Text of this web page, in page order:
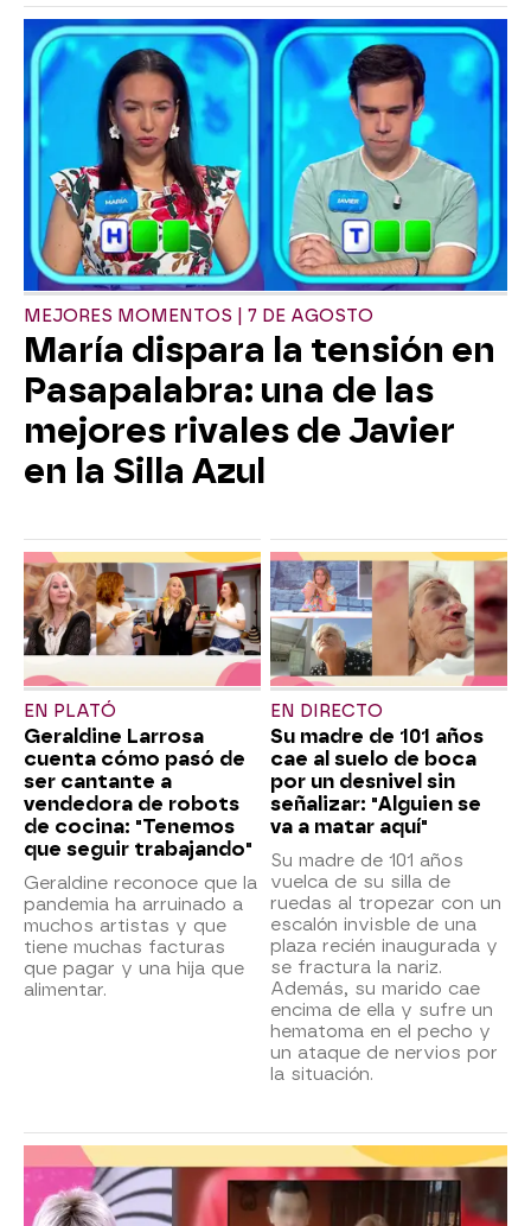
MEJORES MOMENTOS | 7 DE AGOSTO
María dispara la tensión en
Pasapalabra: una de las
mejores rivales de Javier
en la Silla Azul
EN PLATÓ
Geraldine Larrosa
cuenta cómo pasó de
ser cantante a
vendedora de robots
de cocina: "Tenemos
que seguir trabajando"
Geraldine reconoce que la
pandemia ha arruinado a
muchos artistas y que
tiene muchas facturas
que pagar y una hija que
alimentar.
EN DIRECTO
Su madre de 101 años
cae al suelo de boca
por un desnivel sin
señalizar: "Alguien se
va a matar aquí"
Su madre de 101 años
vuelca de su silla de
ruedas al tropezar con un
escalón invisble de una
plaza recién inaugurada y
se fractura la nariz.
Además, su marido cae
encima de ella y sufre un
hematoma en el pecho y
un ataque de nervios por
la situación.